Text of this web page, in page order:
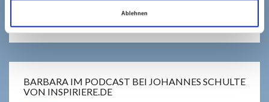
Ablehnen
BARBARA IM PODCAST BEI JOHANNES SCHULTE
VON INSPIRIERE.DE